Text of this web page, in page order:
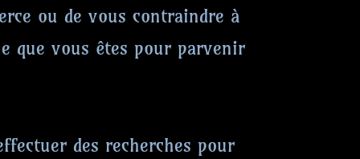
ou de vous contraindre à
que vous êtes pour parvenir
des recherches pour